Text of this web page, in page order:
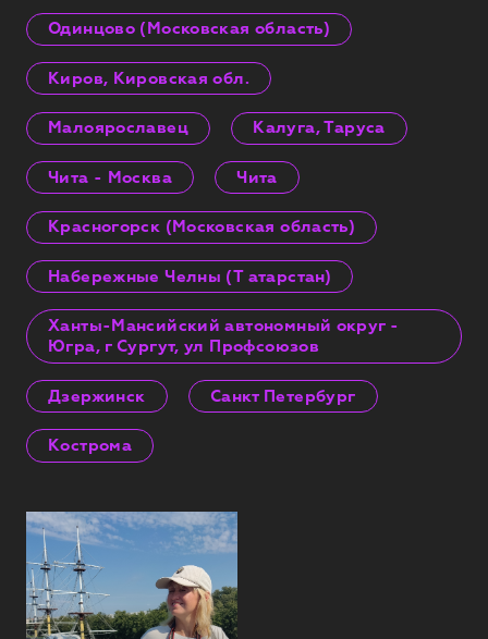
Одинцово (Московская область)
Киров, Кировская обл.
Малоярославец Калуга, Таруса
Чита - Москва Чита
Красногорск (Московская область)
Набережные Челны (Т атарстан)
Ханты-Мансийский автономный округ -
Югра, г Сургут, ул Профсоюзов
Дзержинск Санкт Петербург
Кострома